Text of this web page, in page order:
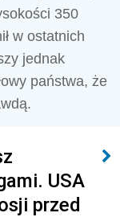
350
w ostatnich
jednak
państwa, że
USA
przed